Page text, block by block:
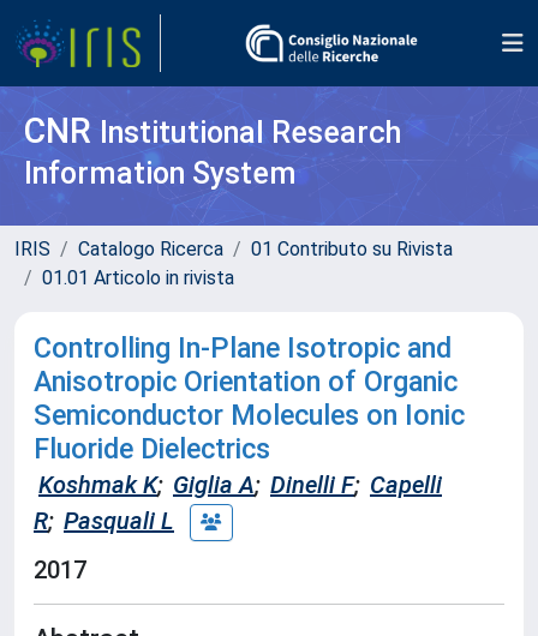
CNR Institutional Research
Information System
IRIS Catalogo Ricerca
01 Contributo su Rivista
01.01 Articolo in rivista
Controlling In-Plane Isotropic and
Anisotropic Orientation of Organic
Semiconductor Molecules on Ionic
Fluoride Dielectrics
Koshmak K; Giglia A; Dinelli F; Capelli
R; Pasquali L
2017